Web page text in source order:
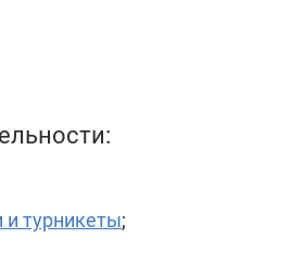
и турникеты;